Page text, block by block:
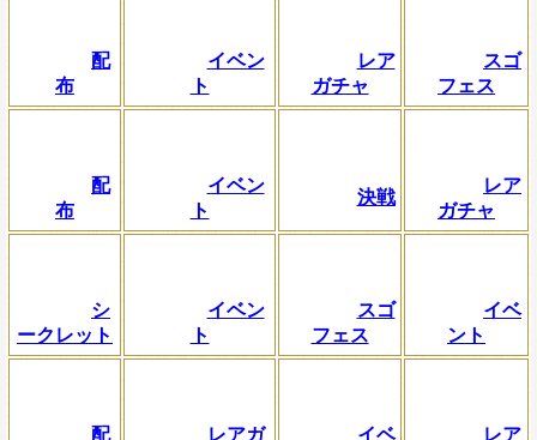
配
布
イベン
ト
レア
ガチャ
スゴ
フェス
配
布
イベン
ト
決戦
レア
ガチャ
シ
ークレット
イベン
ト
スゴ
フェス
イベ
ント
配
レアガ
イベ
レア